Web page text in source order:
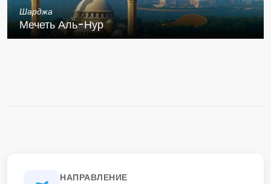
Шарджа
Мечеть Аль-Нур
НАПРАВЛЕНИЕ